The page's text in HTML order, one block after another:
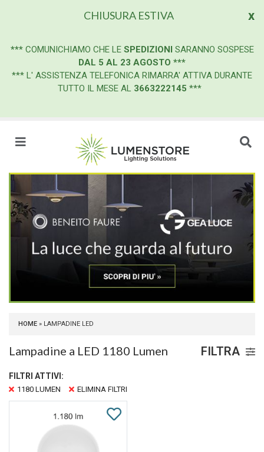
x
CHIUSURA ESTIVA
*** COMUNICHIAMO CHE LE SPEDIZIONI SARANNO SOSPESE
DAL 5 AL 23 AGOSTO ***
*** L' ASSISTENZA TELEFONICA RIMARRA' ATTIVA DURANTE
TUTTO IL MESE AL 3663222145 ***
HOME » LAMPADINE LED
Lampadine a LED 1180 Lumen FILTRA
FILTRI ATTIVI:
1180 LUMEN ELIMINA FILTRI